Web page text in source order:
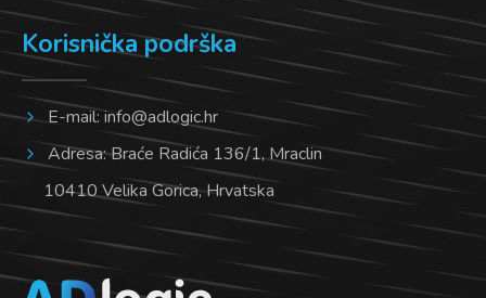
Korisnička podrška
E-mail:info@adlogic.hr
Adresa: Braće Radića 136/1, Mraclin
10410 Velika Gorica, Hrvatska